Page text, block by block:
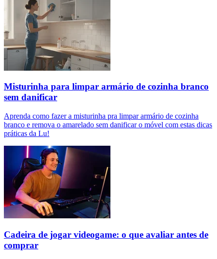
Misturinha para limpar armário de cozinha branco
sem danificar
Aprenda como fazer a misturinha pra limpar armário de cozinha
branco e remova o amarelado sem danificar o móvel com estas dicas
práticas da Lu!
Cadeira de jogar videogame: o que avaliar antes de
comprar